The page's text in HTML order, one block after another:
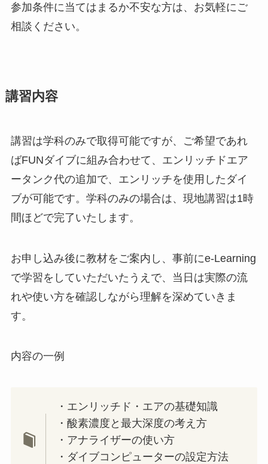
参加条件に当てはまるか不安な方は、お気軽にご
相談ください。
講習内容
講習は学科のみで取得可能ですが、ご希望であれ
ばFUNダイブに組み合わせて、エンリッチドエア
ータンク代の追加で、エンリッチを使用したダイ
ブが可能です。学科のみの場合は、現地講習は1時
間ほどで完了いたします。
お申し込み後に教材をご案内し、事前にe-Learning
で学習をしていただいたうえで、当日は実際の流
れや使い方を確認しながら理解を深めていきま
す。
内容の一例
・エンリッチド・エアの基礎知識
・酸素濃度と最大深度の考え方
・アナライザーの使い方
・ダイブコンピューターの設定方法